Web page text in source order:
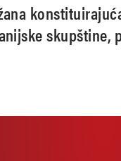
skupštine,